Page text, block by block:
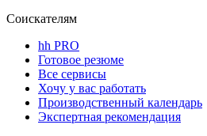
Соискателям
hh PRO
Готовое резюме
Все сервисы
Хочу у вас работать
Производственный календарь
Экспертная рекомендация